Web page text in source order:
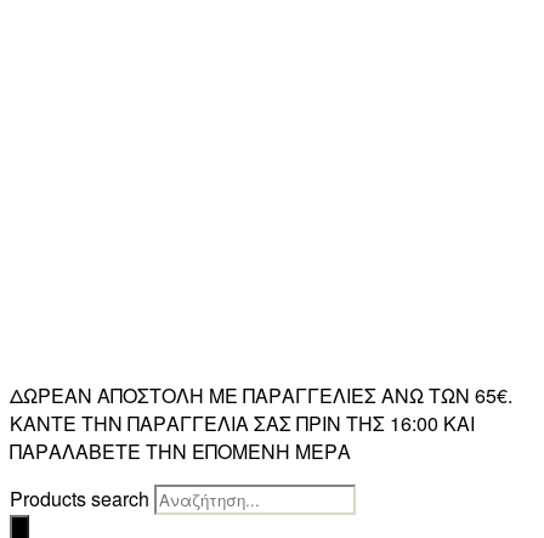
ΔΩΡΕΑΝ ΑΠΟΣΤΟΛΗ ΜΕ ΠΑΡΑΓΓΕΛΙΕΣ ΑΝΩ ΤΩΝ 65€.
ΚΑΝΤΕ ΤΗΝ ΠΑΡΑΓΓΕΛΙΑ ΣΑΣ ΠΡΙΝ ΤΗΣ 16:00 ΚΑΙ
ΠΑΡΑΛΑΒΕΤΕ ΤΗΝ ΕΠΟΜΕΝΗ ΜΕΡΑ
Products search